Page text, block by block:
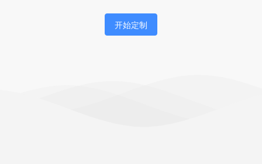
开始定制